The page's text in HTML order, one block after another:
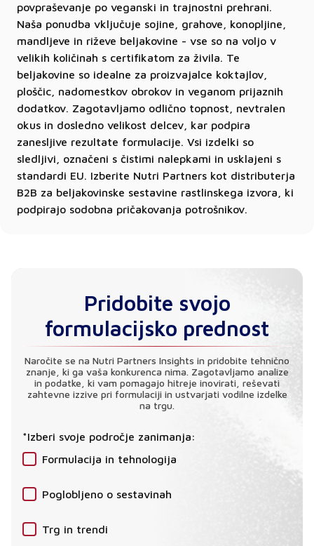
povpraševanje po veganski in trajnostni prehrani.
Naša ponudba vključuje sojine, grahove, konopljine,
mandljeve in riževe beljakovine - vse so na voljo v
velikih količinah s certifikatom za živila. Te
beljakovine so idealne za proizvajalce koktajlov,
ploščic, nadomestkov obrokov in veganom prijaznih
dodatkov. Zagotavljamo odlično topnost, nevtralen
okus in dosledno velikost delcev, kar podpira
zanesljive rezultate formulacije. Vsi izdelki so
sledljivi, označeni s čistimi nalepkami in usklajeni s
standardi EU. Izberite Nutri Partners kot distributerja
B2B za beljakovinske sestavine rastlinskega izvora, ki
podpirajo sodobna pričakovanja potrošnikov.
Pridobite svojo
formulacijsko prednost
Naročite se na Nutri Partners Insights in pridobite tehnično
znanje, ki ga vaša konkurenca nima. Zagotavljamo analize
in podatke, ki vam pomagajo hitreje inovirati, reševati
zahtevne izzive pri formulaciji in ustvarjati vodilne izdelke
na trgu.
*Izberi svoje področje zanimanja:
Formulacija in tehnologija
Poglobljeno o sestavinah
Trg in trendi